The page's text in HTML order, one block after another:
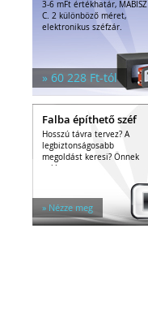
3-6 mFt értékhatár, MABISZ
C. 2 különböző méret,
elektronikus széfzár.
» 60 228 Ft-tól
Falba építhető széf
Hosszú távra tervez? A
legbiztonságosabb
megoldást keresi? Önnek
való a...
» Nézze meg